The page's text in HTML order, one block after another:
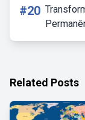
#20
Related Posts